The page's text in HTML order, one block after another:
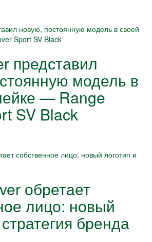
представил
модель в
— Range
SV Black
обретает
лицо: новый
бренда